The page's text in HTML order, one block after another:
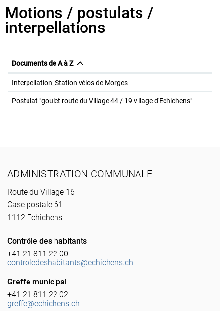
Motions / postulats /
interpellations
Documents de A à Z
Interpellation_Station vélos de Morges
Postulat "goulet route du Village 44 / 19 village d'Echichens"
ADMINISTRATION COMMUNALE
Route du Village 16
Case postale 61
1112 Echichens
Contrôle des habitants
+41 21 811 22 00
controledeshabitants@echichens.ch
Greffe municipal
+41 21 811 22 02
greffe@echichens.ch